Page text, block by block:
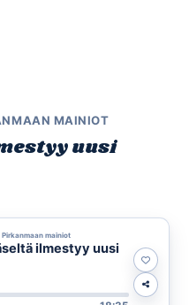
MAINIOT
uusi
mainiot
ilmestyy uusi